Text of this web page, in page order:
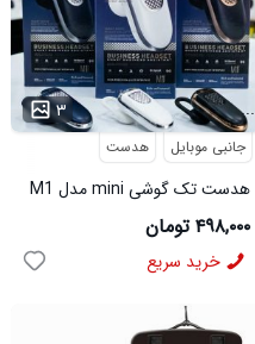
۳ ...
جانبی موبایل هدست
هدست تک گوشی mini مدل M1
کد 6492
۴۹۸,۰۰۰ تومان
خرید سریع